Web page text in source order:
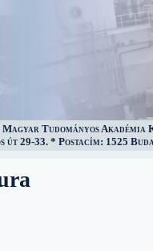
Magyar Tudományos
út 29-33. * Postacím: 1525